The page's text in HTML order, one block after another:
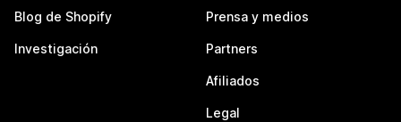
Blog de Shopify
Investigación
Prensa y medios
Partners
Afiliados
Legal